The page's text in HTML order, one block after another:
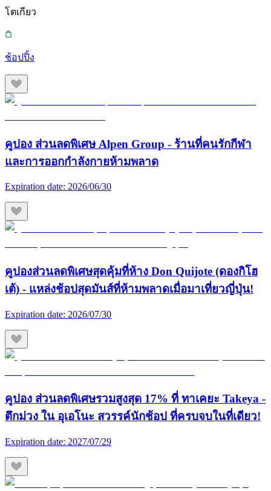
โตเกียว
ช้อปปิ้ง
คูปอง ส่วนลดพิเศษ Alpen Group - ร้านที่คนรักกีฬา
และการออกกำลังกายห้ามพลาด
Expiration date: 2026/06/30
คูปองส่วนลดพิเศษสุดคุ้มที่ห้าง Don Quijote (ดองกิโฮ
เต้) - แหล่งช้อปสุดมันส์ที่ห้ามพลาดเมื่อมาเที่ยวญี่ปุ่น!
Expiration date: 2026/07/30
คูปอง ส่วนลดพิเศษรวมสูงสุด 17% ที่ ทาเคยะ Takeya -
ตึกม่วง ใน อุเอโนะ สวรรค์นักช้อป ที่ครบจบในที่เดียว!
Expiration date: 2027/07/29